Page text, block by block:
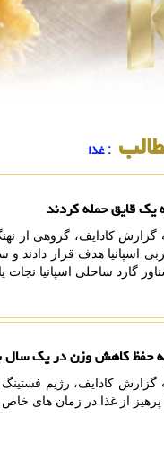
: غذا
یک قایق حمله کردند
اسپانیا هدف قرار دادند و
گارد ساحلی اسپانیا نجات
گزارش کادایف، رژیم
پرهیز از غذا در زمان های